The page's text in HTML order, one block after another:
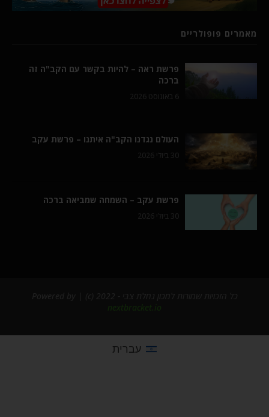
מאמרים פופולריים
פרשת ראה – להיות בקשר עם הקב"ה זה
ברכה
העולם נגדנו הקב"ה איתנו – פרשת עקב
פרשת עקב – השמחה שמביאה ברכה
nextbracket.io
עברית